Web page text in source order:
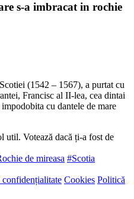
s-a imbracat in rochie
(1542 – 1567), a purtat cu
Francisc al II-lea, cea dintai
cu dantele de mare
util. Votează dacă ți-a fost de
de mireasa #Scotia
confidențialitate Cookies Politică